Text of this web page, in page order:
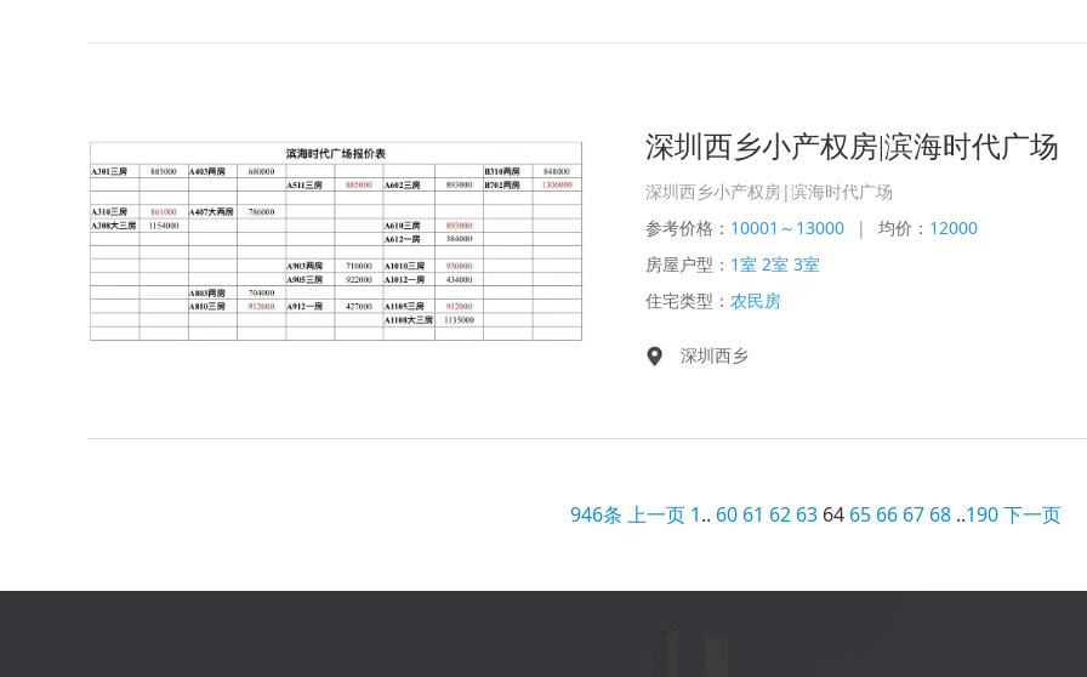
深圳西乡小产权房|滨海时代广场
深圳西乡小产权房|滨海时代广场
参考价格： 10001～13000 | 均价： 12000
房屋户型： 1室 2室 3室
住宅类型： 农民房
深圳西乡
946条 上一页 1.. 60 61 62 63 64 65 66 67 68..190 下一页